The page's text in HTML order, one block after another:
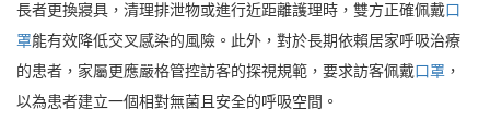
長者更換寢具，清理排泄物或進行近距離護理時，雙方正確佩戴口
罩能有效降低交叉感染的風險。此外，對於長期依賴居家呼吸治療
的患者，家屬更應嚴格管控訪客的探視規範，要求訪客佩戴口罩 ，
以為患者建立一個相對無菌且安全的呼吸空間。